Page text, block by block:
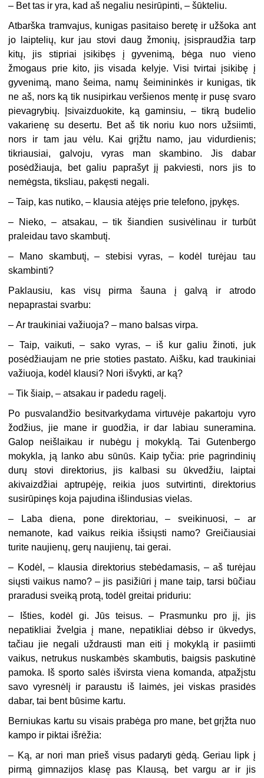
– Bet tas ir yra, kad aš negaliu nesirūpinti, – šūkteliu.
Atbarška tramvajus, kunigas pasitaiso beretę ir užšoka ant
jo laiptelių, kur jau stovi daug žmonių, įsispraudžia tarp
kitų, jis stipriai įsikibęs į gyvenimą, bėga nuo vieno
žmogaus prie kito, jis visada kelyje. Visi tvirtai įsikibę į
gyvenimą, mano šeima, namų šeimininkės ir kunigas, tik
ne aš, nors ką tik nusipirkau veršienos mentę ir pusę svaro
pievagrybių. Įsivaizduokite, ką gaminsiu, – tikrą budelio
vakarienę su desertu. Bet aš tik noriu kuo nors užsiimti,
nors ir tam jau vėlu. Kai grįžtu namo, jau vidurdienis;
tikriausiai, galvoju, vyras man skambino. Jis dabar
posėdžiauja, bet galiu paprašyt jį pakviesti, nors jis to
nemėgsta, tiksliau, pakęsti negali.
–Taip, kas nutiko, – klausia atėjęs prie telefono, įpykęs.
–
Nieko, – atsakau, – tik šiandien susivėlinau ir turbūt
praleidau tavo skambutį.
–
Mano skambutį, – stebisi vyras, – kodėl turėjau tau
skambinti?
Paklausiu, kas visų pirma šauna į galvą ir atrodo
nepaprastai svarbu:
–Ar traukiniai važiuoja? – mano balsas virpa.
– Taip, vaikuti, – sako vyras, – iš kur galiu žinoti, juk
posėdžiaujam ne prie stoties pastato. Aišku, kad traukiniai
važiuoja, kodėl klausi? Nori išvykti, ar ką?
–Tik šiaip, – atsakau ir padedu ragelį.
Po pusvalandžio besitvarkydama virtuvėje pakartoju vyro
žodžius, jie mane ir guodžia, ir dar labiau suneramina.
Galop neišlaikau ir nubėgu į mokyklą. Tai Gutenbergo
mokykla, ją lanko abu sūnūs. Kaip tyčia: prie pagrindinių
durų stovi direktorius, jis kalbasi su ūkvedžiu, laiptai
akivaizdžiai aptrupėję, reikia juos sutvirtinti, direktorius
susirūpinęs koja pajudina išlindusias vielas.
–
Laba diena, pone direktoriau, – sveikinuosi, – ar
nemanote, kad vaikus reikia išsiųsti namo? Greičiausiai
turite naujienų, gerų naujienų, tai gerai.
– Kodėl, – klausia direktorius stebėdamasis, – aš turėjau
siųsti vaikus namo? – jis pasižiūri į mane taip, tarsi būčiau
praradusi sveiką protą, todėl greitai priduriu:
–
Išties, kodėl gi. Jūs teisus. – Prasmunku pro jį, jis
nepatikliai žvelgia į mane, nepatikliai dėbso ir ūkvedys,
tačiau jie negali uždrausti man eiti į mokyklą ir pasiimti
vaikus, netrukus nuskambės skambutis, baigsis paskutinė
pamoka. Iš sporto salės išvirsta viena komanda, atpažįstu
savo vyresnėlį ir paraustu iš laimės, jei viskas prasidės
dabar, tai bent būsime kartu.
Berniukas kartu su visais prabėga pro mane, bet grįžta nuo
kampo ir piktai išrėžia:
– Ką, ar nori man prieš visus padaryti gėdą. Geriau lipk į
pirmą gimnazijos klasę pas Klausą, bet vargu ar ir jis